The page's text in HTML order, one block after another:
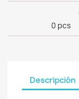
0 pcs
Descripción